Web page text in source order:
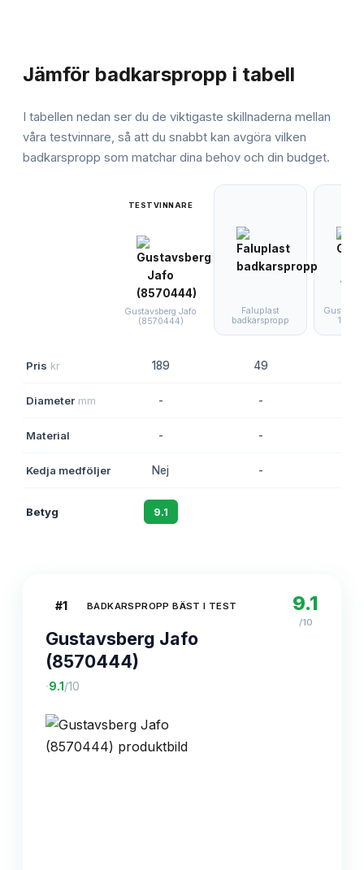
Jämför badkarspropp i tabell
I tabellen nedan ser du de viktigaste skillnaderna mellan
våra testvinnare, så att du snabbt kan avgöra vilken
badkarspropp som matchar dina behov och din budget.
TESTVINNARE
Gustavsberg Jafo
(8570444)
Faluplast
badkarspropp
Pris kr 189 49
Diameter mm - -
Material - -
Kedja medföljer Nej -
Betyg 9.1
#1 BADKARSPROPP BÄST I TEST
Gustavsberg Jafo
(8570444)
·9.1 /10
9.1
/10